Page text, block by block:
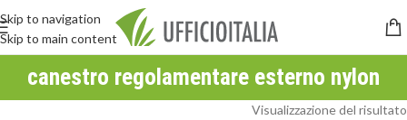
Skip to navigation
Skip to main content
canestro regolamentare esterno nylon
Visualizzazione del risultato